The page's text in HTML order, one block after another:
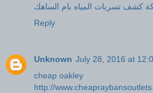
كشف تسربات المياه بام الساهك
Reply
Unknown July 28, 2016 at
cheap oakley
http://